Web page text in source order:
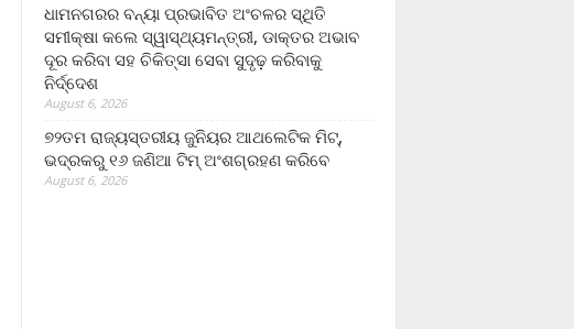
ଧାମନଗରର ବନ୍ୟା ପ୍ରଭାବିତ ଅଂଚଳର ସ୍ଥିତି
ସମୀକ୍ଷା କଲେ ସ୍ୱାସ୍ଥ୍ୟମନ୍ତ୍ରୀ, ଡାକ୍ତର ଅଭାବ
ଦୂର କରିବା ସହ ଚିକିତ୍ସା ସେବା ସୁଦୃଢ଼ କରିବାକୁ
ନିର୍ଦ୍ଦେଶ
August 6, 2026
୭୨ତମ ରାଜ୍ୟସ୍ତରୀୟ ଜୁନିୟର ଆଥଲେଟିକ ମିଟ୍‌,
ଭଦ୍ରକରୁ ୧୬ ଜଣିଆ ଟିମ୍ ଅଂଶଗ୍ରହଣ କରିବେ
August 6, 2026